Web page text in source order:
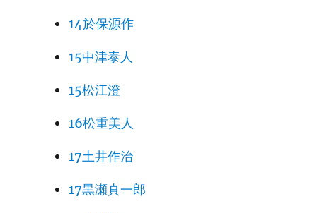
14於保源作
15中津泰人
15松江澄
16松重美人
17土井作治
17黒瀬真一郎